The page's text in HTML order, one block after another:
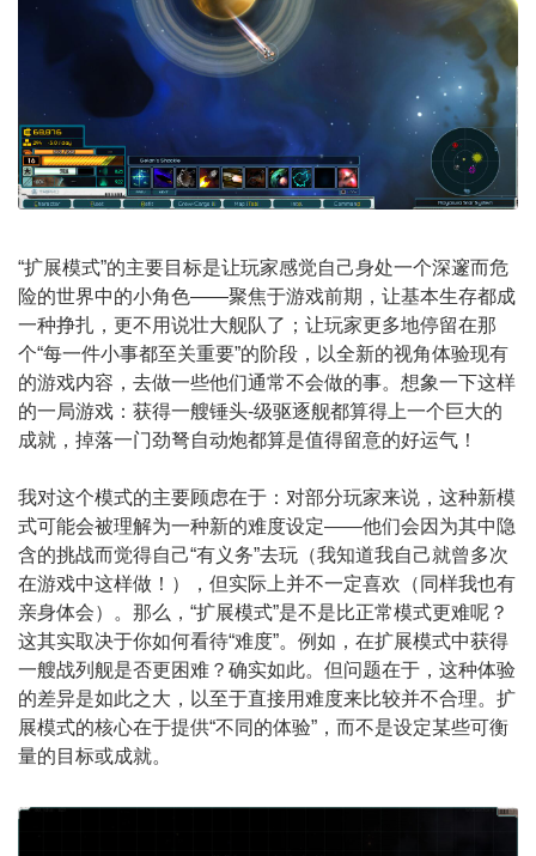
“扩展模式”的主要目标是让玩家感觉自己身处一个深邃而危
险的世界中的小角色——聚焦于游戏前期，让基本生存都成
一种挣扎，更不用说壮大舰队了；让玩家更多地停留在那
个“每一件小事都至关重要”的阶段，以全新的视角体验现有
的游戏内容，去做一些他们通常不会做的事。想象一下这样
的一局游戏：获得一艘锤头-级驱逐舰都算得上一个巨大的
成就，掉落一门劲弩自动炮都算是值得留意的好运气！
我对这个模式的主要顾虑在于：对部分玩家来说，这种新模
式可能会被理解为一种新的难度设定——他们会因为其中隐
含的挑战而觉得自己“有义务”去玩（我知道我自己就曾多次
在游戏中这样做！），但实际上并不一定喜欢（同样我也有
亲身体会）。那么，“扩展模式”是不是比正常模式更难呢？
这其实取决于你如何看待“难度”。例如，在扩展模式中获得
一艘战列舰是否更困难？确实如此。但问题在于，这种体验
的差异是如此之大，以至于直接用难度来比较并不合理。扩
展模式的核心在于提供“不同的体验”，而不是设定某些可衡
量的目标或成就。